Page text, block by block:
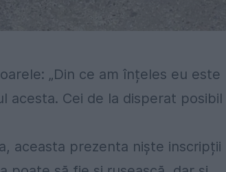
„Din ce am înțeles eu este
acesta. Cei de la disperat posibil
aceasta prezenta niște inscripții